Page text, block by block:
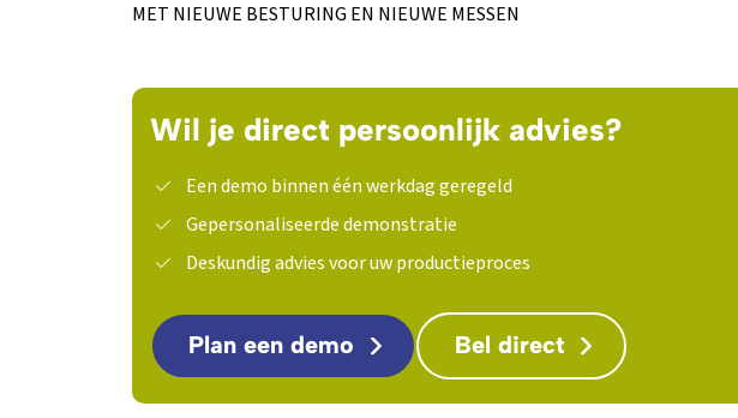
MET NIEUWE BESTURING EN NIEUWE MESSEN
Wil je direct persoonlijk advies?
Een demo binnen één werkdag geregeld
Gepersonaliseerde demonstratie
Deskundig advies voor uw productieproces
Plan een demo Bel direct